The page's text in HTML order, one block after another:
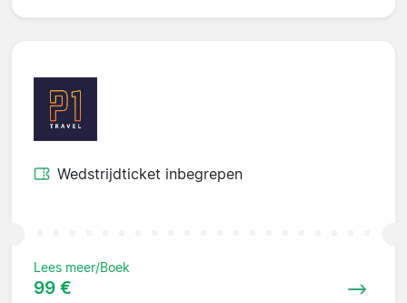
Wedstrijdticket inbegrepen
Lees meer/Boek
99 €